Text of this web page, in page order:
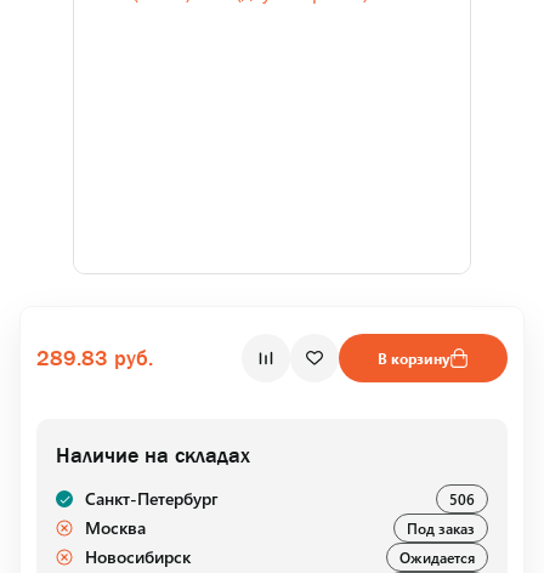
289.83 руб. В корзину
Наличие на складах
Санкт-Петербург 506
Москва Под заказ
Новосибирск Ожидается